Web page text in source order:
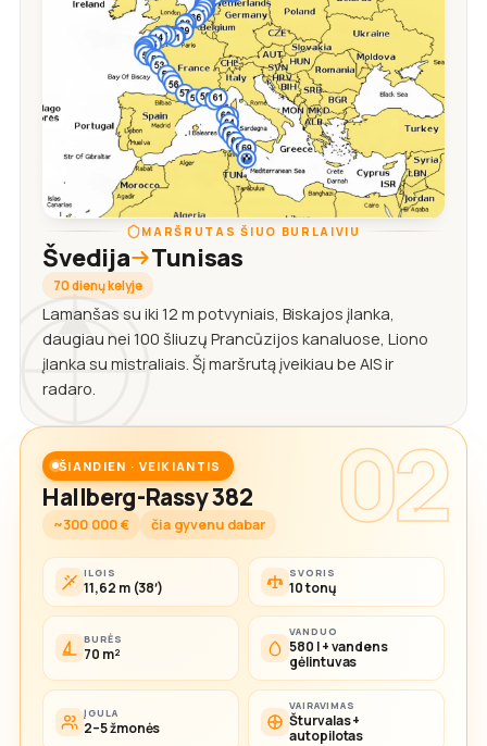
MARŠRUTAS ŠIUO BURLAIVIU
Švedija Tunisas
70 dienų kelyje
Lamanšas su iki 12 m potvyniais, Biskajos įlanka,
daugiau nei 100 šliuzų Prancūzijos kanaluose, Liono
įlanka su mistraliais. Šį maršrutą įveikiau be AIS ir
radaro.
02
ŠIANDIEN · VEIKIANTIS
Hallberg-Rassy 382
~300 000 € čia gyvenu dabar
ILGIS
11,62 m (38′)
SVORIS
10 tonų
BURĖS
70 m²
VANDUO
580 l + vandens
gėlintuvas
ĮGULA
2–5 žmonės
VAIRAVIMAS
Šturvalas +
autopilotas